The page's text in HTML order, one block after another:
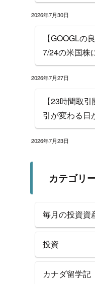
2026年7月30日
【GOOGLの
7/24の米国株
2026年7月27日
【23時間取
引が変わる日
2026年7月23日
カテゴリ
毎月の投資資
投資
カナダ留学記